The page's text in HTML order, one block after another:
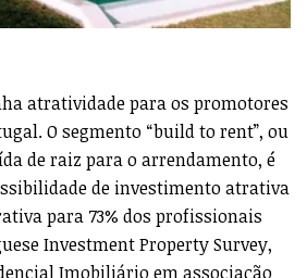
atratividade para os promotores
O segmento “build to rent”, ou
de raiz para o arrendamento, é
de investimento atrativa
para 73% dos profissionais
Investment Property Survey,
Imobiliário em associação